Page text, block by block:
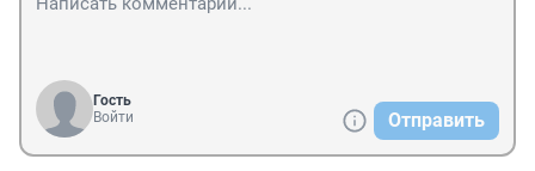
Гость
Войти
Отправить